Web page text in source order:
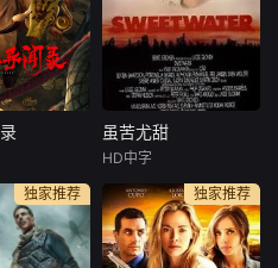
，他们以
半价的价
三伏手中
还没来得
藏匿在天
千万元
房冬头
态度各不
her galaxy, a virgi
n planet where on
ly women ca
录
电影。本
女主人公
虽苦尤甜
Baardson
佩特妮拉·巴克
The action ta
虽苦尤甜
HD中字
独家推荐 独家推荐